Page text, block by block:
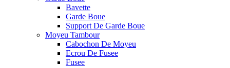
Bavette
Garde Boue
Support De Garde Boue
Moyeu Tambour
Cabochon De Moyeu
Ecrou De Fusee
Fusee